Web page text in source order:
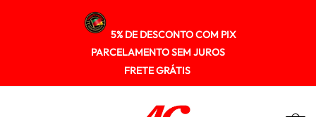
5% DE DESCONTO COM PIX
PARCELAMENTO SEM JUROS
FRETE GRÁTIS